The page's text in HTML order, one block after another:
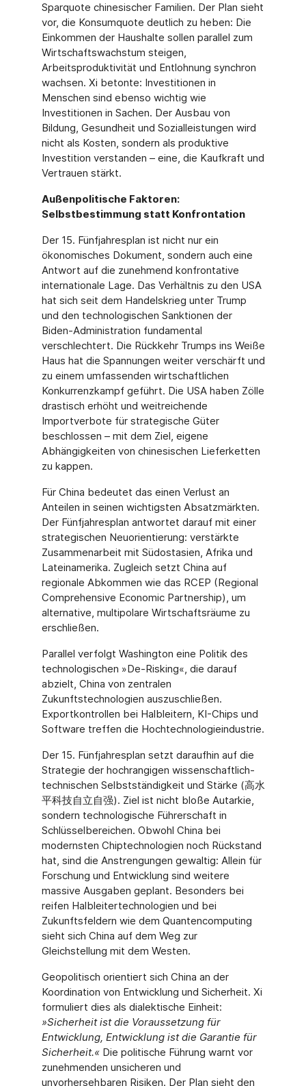
Sparquote chinesischer Familien. Der Plan sieht
vor, die Konsumquote deutlich zu heben: Die
Einkommen der Haushalte sollen parallel zum
Wirtschaftswachstum steigen,
Arbeitsproduktivität und Entlohnung synchron
wachsen. Xi betonte: Investitionen in
Menschen sind ebenso wichtig wie
Investitionen in Sachen. Der Ausbau von
Bildung, Gesundheit und Sozialleistungen wird
nicht als Kosten, sondern als produktive
Investition verstanden – eine, die Kaufkraft und
Vertrauen stärkt.
Außenpolitische Faktoren:
Selbstbestimmung statt Konfrontation
Der 15. Fünfjahresplan ist nicht nur ein
ökonomisches Dokument, sondern auch eine
Antwort auf die zunehmend konfrontative
internationale Lage. Das Verhältnis zu den USA
hat sich seit dem Handelskrieg unter Trump
und den technologischen Sanktionen der
Biden-Administration fundamental
verschlechtert. Die Rückkehr Trumps ins Weiße
Haus hat die Spannungen weiter verschärft und
zu einem umfassenden wirtschaftlichen
Konkurrenzkampf geführt. Die USA haben Zölle
drastisch erhöht und weitreichende
Importverbote für strategische Güter
beschlossen – mit dem Ziel, eigene
Abhängigkeiten von chinesischen Lieferketten
zu kappen.
Für China bedeutet das einen Verlust an
Anteilen in seinen wichtigsten Absatzmärkten.
Der Fünfjahresplan antwortet darauf mit einer
strategischen Neuorientierung: verstärkte
Zusammenarbeit mit Südostasien, Afrika und
Lateinamerika. Zugleich setzt China auf
regionale Abkommen wie das RCEP (Regional
Comprehensive Economic Partnership), um
alternative, multipolare Wirtschaftsräume zu
erschließen.
Parallel verfolgt Washington eine Politik des
technologischen »De-Risking«, die darauf
abzielt, China von zentralen
Zukunftstechnologien auszuschließen.
Exportkontrollen bei Halbleitern, KI-Chips und
Software treffen die Hochtechnologieindustrie.
Der 15. Fünfjahresplan setzt daraufhin auf die
Strategie der hochrangigen wissenschaftlich-
technischen Selbstständigkeit und Stärke (高水
平科技自立自强). Ziel ist nicht bloße Autarkie,
sondern technologische Führerschaft in
Schlüsselbereichen. Obwohl China bei
modernsten Chiptechnologien noch Rückstand
hat, sind die Anstrengungen gewaltig: Allein für
Forschung und Entwicklung sind weitere
massive Ausgaben geplant. Besonders bei
reifen Halbleitertechnologien und bei
Zukunftsfeldern wie dem Quantencomputing
sieht sich China auf dem Weg zur
Gleichstellung mit dem Westen.
Geopolitisch orientiert sich China an der
Koordination von Entwicklung und Sicherheit. Xi
formuliert dies als dialektische Einheit:
»Sicherheit ist die Voraussetzung für
Entwicklung, Entwicklung ist die Garantie für
Sicherheit.« Die politische Führung warnt vor
zunehmenden unsicheren und
unvorhersehbaren Risiken. Der Plan sieht den